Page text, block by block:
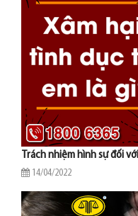
Trách nhiệm hình sự đối
14/04/2022